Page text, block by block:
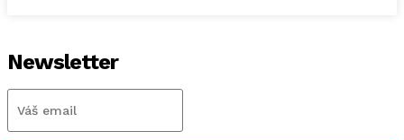
Newsletter